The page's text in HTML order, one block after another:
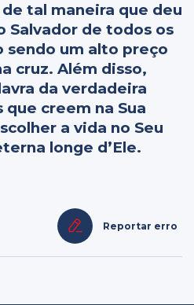
tal maneira que deu
Salvador de todos os
sendo um alto preço
cruz. Além disso,
da verdadeira
creem na Sua
a vida no Seu
longe d’Ele.
Reportar erro